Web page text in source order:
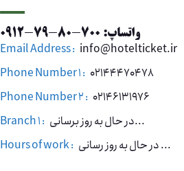
واتساپ: 700-80-79-0912
Email Address : info@hotelticket.ir
Phone Number 1 : 02144470478
Phone Number 2 : 02146131976
Branch 1 :
در حال به روز برسانی...
Hours of work :
در حال به روز رسانی ...